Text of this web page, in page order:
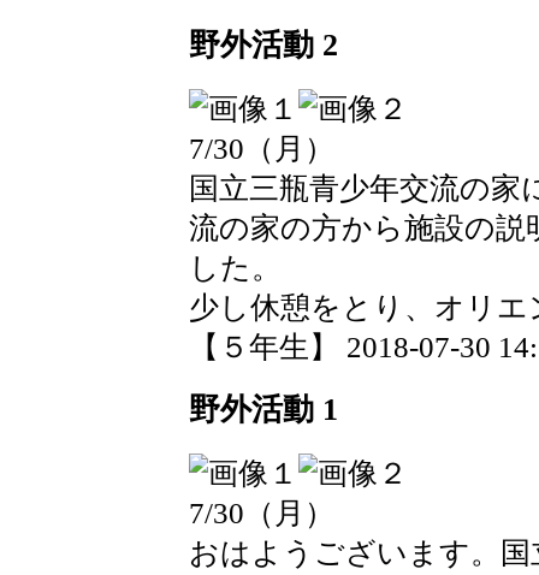
野外活動 2
7/30（月）
国立三瓶青少年交流の
流の家の方から施設の
した。
少し休憩をとり、オリ
【５年生】 2018-07-30
野外活動 1
7/30（月）
おはようございます。